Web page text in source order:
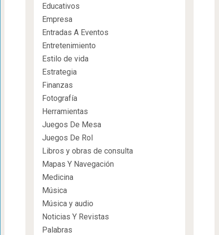
Educativos
Empresa
Entradas A Eventos
Entretenimiento
Estilo de vida
Estrategia
Finanzas
Fotografía
Herramientas
Juegos De Mesa
Juegos De Rol
Libros y obras de consulta
Mapas Y Navegación
Medicina
Música
Música y audio
Noticias Y Revistas
Palabras